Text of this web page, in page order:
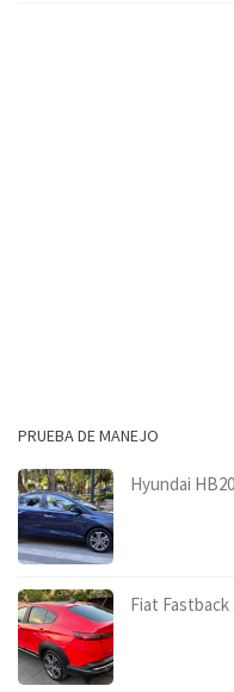
PRUEBA DE MANEJO
Hyundai
Fiat